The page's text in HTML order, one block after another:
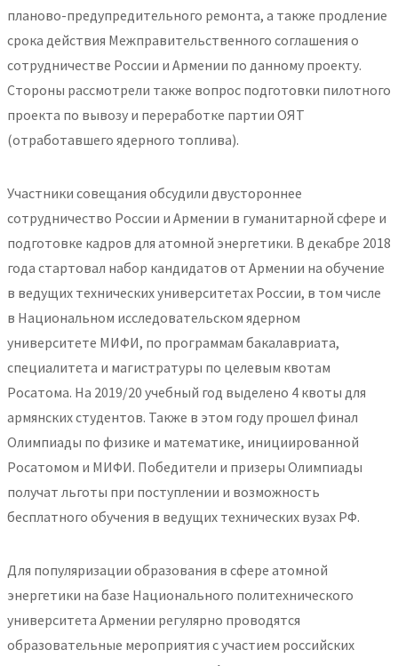
планово-предупредительного ремонта, а также продление
срока действия Межправительственного соглашения о
сотрудничестве России и Армении по данному проекту.
Стороны рассмотрели также вопрос подготовки пилотного
проекта по вывозу и переработке партии ОЯТ
(отработавшего ядерного топлива).
Участники совещания обсудили двустороннее
сотрудничество России и Армении в гуманитарной сфере и
подготовке кадров для атомной энергетики. В декабре 2018
года стартовал набор кандидатов от Армении на обучение
в ведущих технических университетах России, в том числе
в Национальном исследовательском ядерном
университете МИФИ, по программам бакалавриата,
специалитета и магистратуры по целевым квотам
Росатома. На 2019/20 учебный год выделено 4 квоты для
армянских студентов. Также в этом году прошел финал
Олимпиады по физике и математике, инициированной
Росатомом и МИФИ. Победители и призеры Олимпиады
получат льготы при поступлении и возможность
бесплатного обучения в ведущих технических вузах РФ.
Для популяризации образования в сфере атомной
энергетики на базе Национального политехнического
университета Армении регулярно проводятся
образовательные мероприятия с участием российских